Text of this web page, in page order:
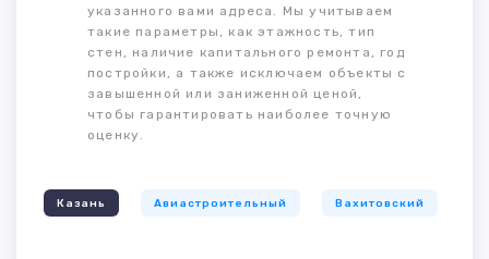
указанного вами адреса. Мы учитываем
такие параметры, как этажность, тип
стен, наличие капитального ремонта, год
постройки, а также исключаем объекты с
завышенной или заниженной ценой,
чтобы гарантировать наиболее точную
оценку.
Казань Авиастроительный Вахитовский